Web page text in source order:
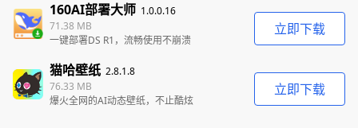
160AI部署大师 1.0.0.16
71.38 MB
一键部署DS R1，流畅使用不崩溃
立即下载
猫哈壁纸 2.8.1.8
76.33 MB
爆火全网的AI动态壁纸，不止酷炫
立即下载